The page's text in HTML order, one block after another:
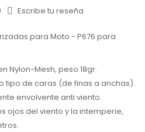
Escribe tu reseña
para Moto - P676 para
Nylon-Mesh, peso 18gr.
de caras (de finas a anchas).
envolvente anti viento.
ojos del viento y la intemperie,